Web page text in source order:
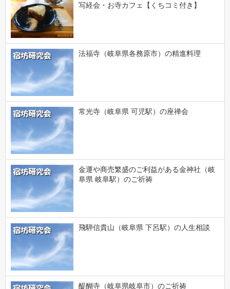
写経会・お寺カフェ【くちコミ付き】
法福寺（岐阜県各務原市）の精進料理
常光寺（岐阜県 可児駅）の座禅会
金運や商売繁盛のご利益がある金神社（岐
阜県 岐阜駅）のご祈祷
飛騨信貴山（岐阜県 下呂駅）の人生相談
醍醐寺（岐阜県岐阜市）のご祈祷